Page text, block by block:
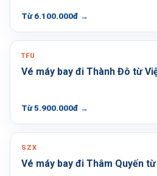
Từ 6.100.000đ →
TFU
Vé máy bay đi Thành Đô từ
Từ 5.900.000đ →
SZX
Vé máy bay đi Thâm Quyến